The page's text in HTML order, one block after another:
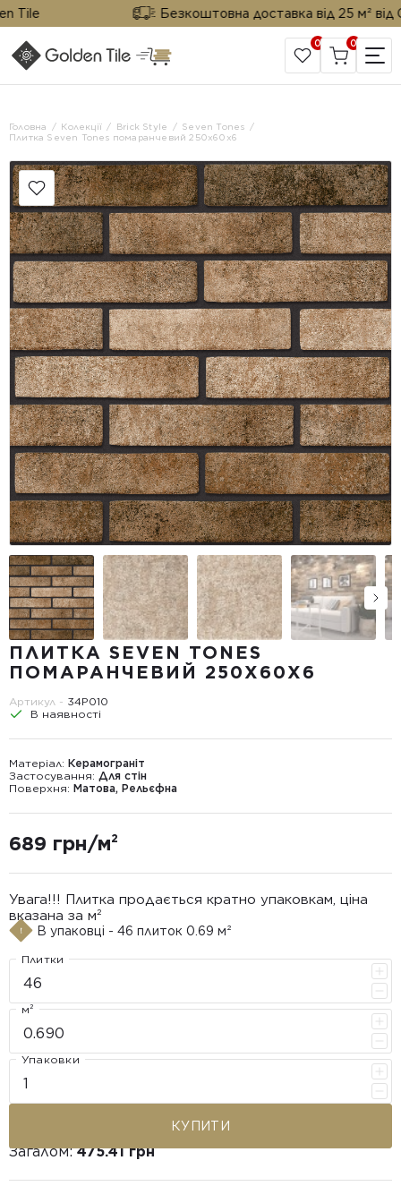
Безкоштовна доставка від 25 м² від
САЙТ КОМПАНІЇ
0 0
Головна Колекції Brick Style
Seven Tones
Плитка Seven Tones помаранчевий 250х60х6
ПЛИТКА SEVEN TONES
ПОМАРАНЧЕВИЙ 250Х60Х6
Артикул - 34Р010
В наявності
Матеріал: Керамограніт
Застосування: Для стін
Поверхня: Матова, Рельєфна
689 грн/м²
Увага!!! Плитка продається кратно упаковкам, ціна
вказана за м²
В упаковці - 46 плиток 0.69 м²
Плитки
м²
Упаковки
КУПИТИ
Загалом:475.41 грн